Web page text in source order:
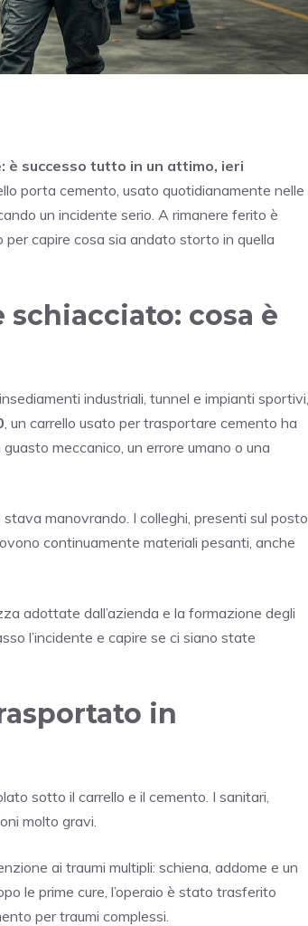
è successo tutto in un attimo, ieri
porta cemento, usato quotidianamente nelle
un incidente serio. A rimanere ferito è
per capire cosa sia andato storto in quella
cosa è
industriali, tunnel e impianti sportivi,
, un carrello usato per trasportare cemento ha
meccanico, un errore umano o una
manovrando. I colleghi, presenti sul posto,
continuamente materiali pesanti, anche
adottate dall’azienda e la formazione degli
l’incidente e capire se ci siano state
in
sotto il carrello e il cemento. I sanitari,
molto gravi.
ai traumi multipli: schiena, addome e un
le prime cure, l’operaio è stato trasferito
per traumi complessi.